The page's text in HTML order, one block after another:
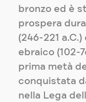
bronzo ed è
prospera
(246-221
ebraico (102-
prima metà
conquistata
nella Lega